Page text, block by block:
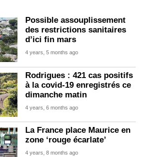
Possible assouplissement
des restrictions sanitaires
d’ici fin mars
4 years, 5 months ago
Rodrigues : 421 cas positifs
à la covid-19 enregistrés ce
dimanche matin
4 years, 6 months ago
La France place Maurice en
zone ‘rouge écarlate’
4 years, 8 months ago